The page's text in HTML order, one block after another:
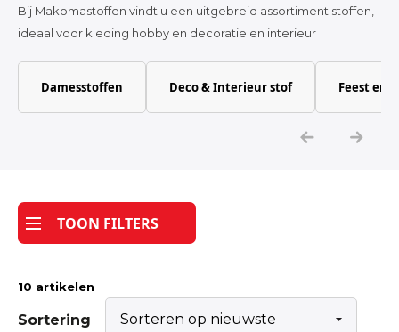
Katoen
Tijdpakker stof
Bij Makomastoffen vindt u een uitgebreid assortiment stoffen,
ideaal voor kleding hobby en decoratie en interieur
Damesstoffen Deco & Interieur stof Feest en
TOON FILTERS
10 artikelen
Sortering